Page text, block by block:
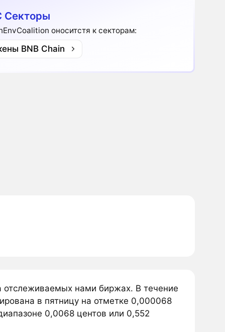
Секторы
оноситстя к секторам:
BNB Chain
отслеживаемых нами биржах. В течение
в пятницу на отметке 0,000068
0,0068 центов или 0,552